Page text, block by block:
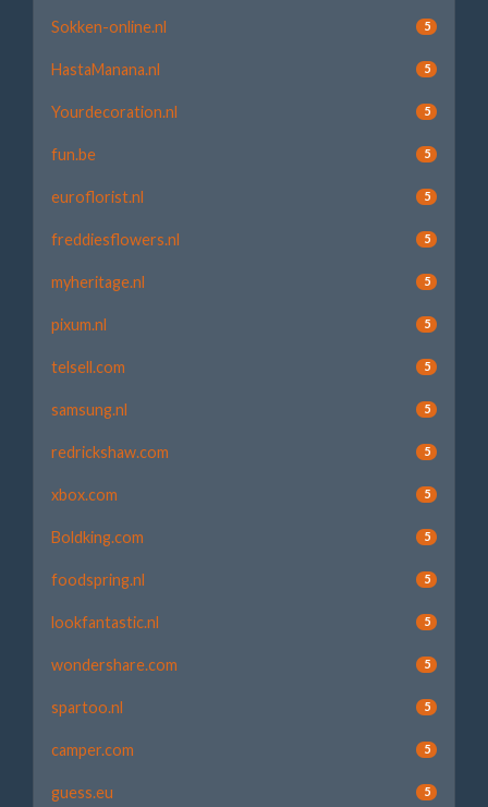
Sokken-online.nl 5
HastaManana.nl 5
Yourdecoration.nl 5
fun.be 5
euroflorist.nl 5
freddiesflowers.nl 5
myheritage.nl 5
pixum.nl 5
telsell.com 5
samsung.nl 5
redrickshaw.com 5
xbox.com 5
Boldking.com 5
foodspring.nl 5
lookfantastic.nl 5
wondershare.com 5
spartoo.nl 5
camper.com 5
guess.eu 5